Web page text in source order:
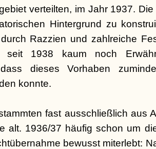
verteilten, im Jahr 1937.
Hintergrund zu
durch Razzien und zahlreiche
seit 1938 kaum noch
dieses Vorhaben
konnte.
fast ausschließlich aus
alt. 1936/37 häufig schon um
bewusst miterlebt: